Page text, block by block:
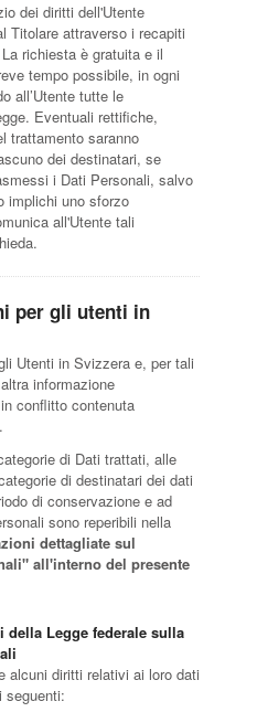
dei diritti dell'Utente
Titolare attraverso i recapiti
richiesta è gratuita e il
tempo possibile, in ogni
all’Utente tutte le
Eventuali rettifiche,
trattamento saranno
dei destinatari, se
i Dati Personali, salvo
implichi uno sforzo
all'Utente tali
per gli utenti in
Utenti in Svizzera e, per tali
informazione
conflitto contenuta
di Dati trattati, alle
di destinatari dei dati
di conservazione e ad
sono reperibili nella
dettagliate sul
all'interno del presente
Legge federale sulla
alcuni diritti relativi ai loro dati
seguenti: